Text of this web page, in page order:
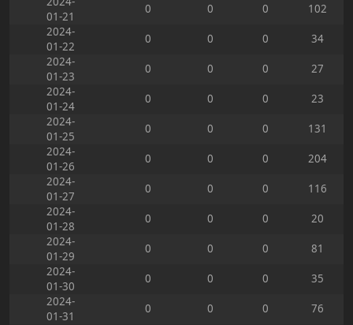
01-21
0 0 0
102
2024-
01-22
0 0 0
34
2024-
01-23
0 0 0
27
2024-
01-24
0 0 0
23
2024-
01-25
0 0 0
131
2024-
01-26
0 0 0
204
2024-
01-27
0 0 0
116
2024-
01-28
0 0 0
20
2024-
01-29
0 0 0
81
2024-
01-30
0 0 0
35
2024-
01-31
0 0 0
76